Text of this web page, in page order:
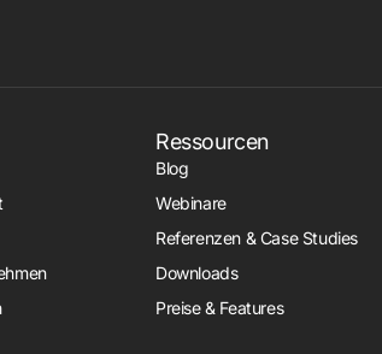
Ressourcen
Blog
Webinare
Referenzen & Case Studies
Downloads
Preise & Features